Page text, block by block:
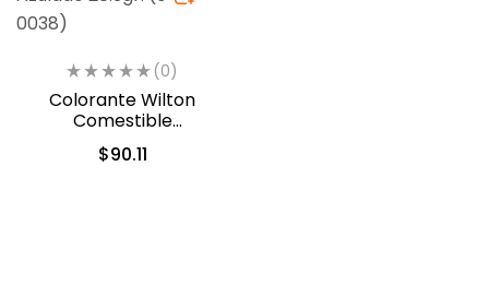
(0)
Colorante Wilton
Comestible
Turquesa/Verde
Azulado 28.3gr. (04-0-
$90.11